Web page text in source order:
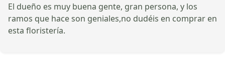
El dueño es muy buena gente, gran persona, y los
ramos que hace son geniales,no dudéis en comprar en
esta floristería.